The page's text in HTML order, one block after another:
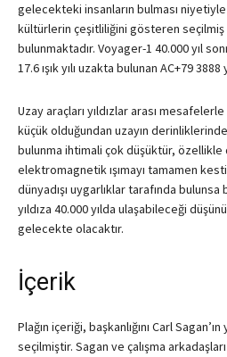
gelecekteki insanların bulması
kültürlerin çeşitliliğini gösteren
bulunmaktadır. Voyager-1 40.000 yıl
17.6 ışık yılı uzakta bulunan AC+79 3888
Uzay araçları yıldızlar arası
küçük olduğundan uzayın
bulunma ihtimali çok düşüktür,
elektromagnetik ışımayı tamamen
dünyadışı uygarlıklar tarafında bulunsa
yıldıza 40.000 yılda ulaşabileceği
gelecekte olacaktır.
İçerik
Plağın içeriği, başkanlığını Carl
seçilmiştir. Sagan ve çalışma